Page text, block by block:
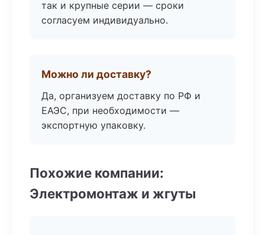
так и крупные серии — сроки
согласуем индивидуально.
Можно ли доставку?
Да, организуем доставку по РФ и
ЕАЭС, при необходимости —
экспортную упаковку.
Похожие компании:
Электромонтаж и жгуты